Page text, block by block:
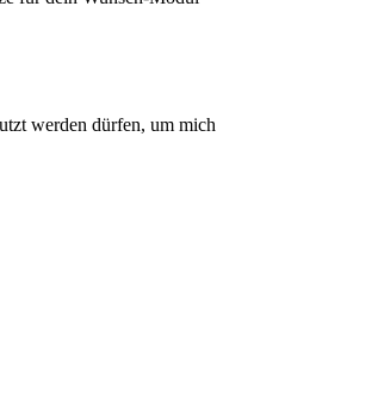
werden dürfen, um mich